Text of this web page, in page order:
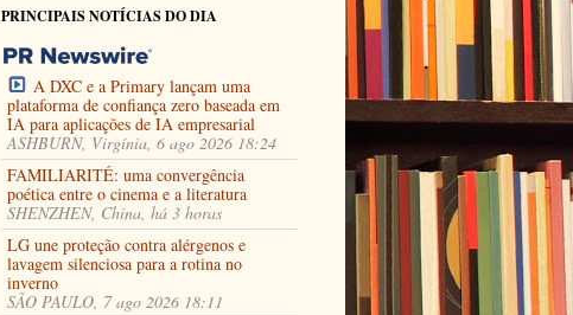
PRINCIPAIS NOTÍCIAS DO DIA
A DXC e a Primary lançam uma
plataforma de confiança zero baseada em
IA para aplicações de IA empresarial
ASHBURN, Virgínia, 6 ago 2026 18:24
FAMILIARITÉ: uma convergência
poética entre o cinema e a literatura
SHENZHEN, China, há 3 horas
LG une proteção contra alérgenos e
lavagem silenciosa para a rotina no
inverno
SÃO PAULO, 7 ago 2026 18:11